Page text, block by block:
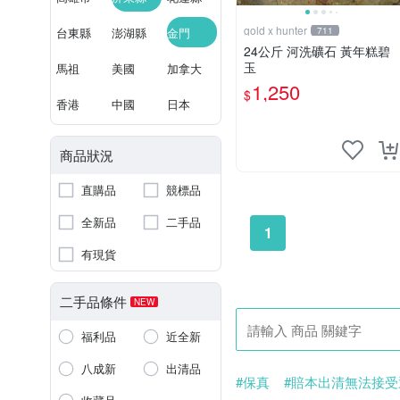
台東縣 澎湖縣 金門
馬祖 美國 加拿大
香港 中國 日本
商品狀況
直購品
競標品
全新品
二手品
有現貨
二手品條件 NEW
福利品
近全新
八成新
出清品
gold x hunter 711
24公斤 河洗礦石 黃年糕碧
玉
$1,250
1
#保真 #賠本出清無法接